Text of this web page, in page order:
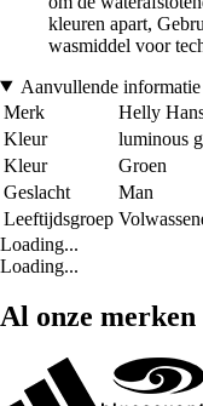
kleuren apart,
wasmiddel voor
Aanvullende informatie
Merk
Helly
Kleur
luminous
Kleur
Groen
Geslacht
Man
Leeftijdsgroep
Loading...
Loading...
Al onze merken